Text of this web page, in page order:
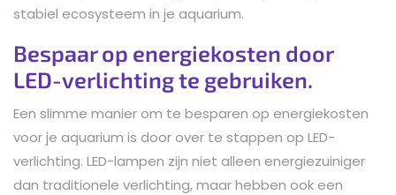
stabiel ecosysteem in je aquarium.
Bespaar op energiekosten door
LED-verlichting te gebruiken.
Een slimme manier om te besparen op energiekosten
voor je aquarium is door over te stappen op LED-
verlichting. LED-lampen zijn niet alleen energiezuiniger
dan traditionele verlichting, maar hebben ook een